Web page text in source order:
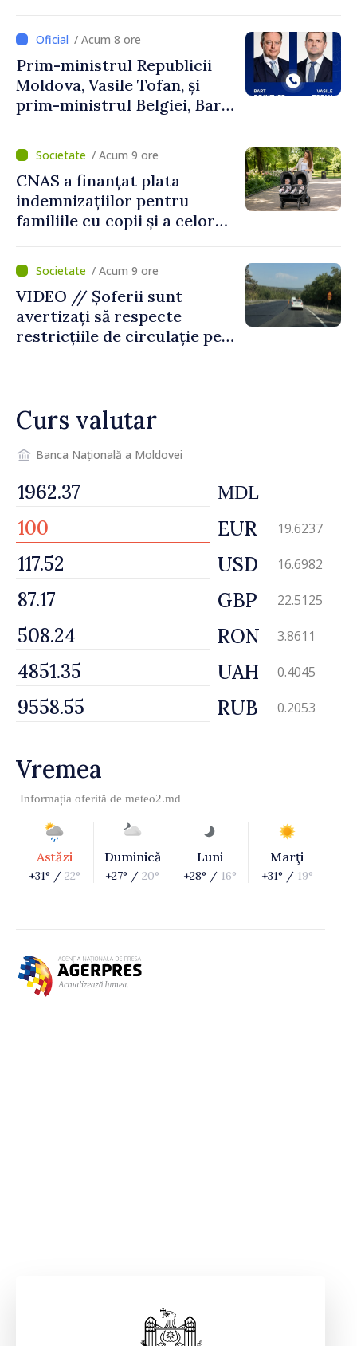
/ Acum 8 ore
Prim-ministrul Republicii
Moldova, Vasile Tofan, și
prim-ministrul Belgiei, Bart
despre parcursul european
al Republicii Moldova.
/ Acum 9 ore
CNAS a finanțat plata
indemnizațiilor pentru
familiile cu copii și a celor
temporară de muncă
/ Acum 9 ore
VIDEO // Șoferii sunt
avertizați să respecte
restricțiile de circulație pe
Curs valutar
Banca Națională a Moldovei
MDL
EUR 19.6237
USD 16.6982
GBP 22.5125
RON 3.8611
UAH 0.4045
RUB 0.2053
Vremea
Informația oferită de meteo2.md
Astăzi
+31° / 22°
Duminică
+27° / 20°
Luni
+28° / 16°
Marţi
+31° / 19°